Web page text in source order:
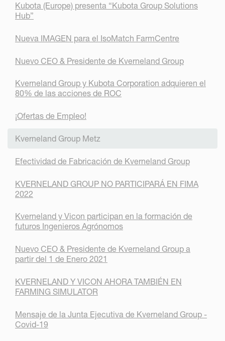
Kubota (Europe) presenta “Kubota Group Solutions
Hub”
Nueva IMAGEN para el IsoMatch FarmCentre
Nuevo CEO & Presidente de Kverneland Group
Kverneland Group y Kubota Corporation adquieren el
80% de las acciones de ROC
¡Ofertas de Empleo!
Kverneland Group Metz
Efectividad de Fabricación de Kverneland Group
KVERNELAND GROUP NO PARTICIPARÁ EN FIMA
2022
Kverneland y Vicon participan en la formación de
futuros Ingenieros Agrónomos
Nuevo CEO & Presidente de Kverneland Group a
partir del 1 de Enero 2021
KVERNELAND Y VICON AHORA TAMBIÉN EN
FARMING SIMULATOR
Mensaje de la Junta Ejecutiva de Kverneland Group -
Covid-19